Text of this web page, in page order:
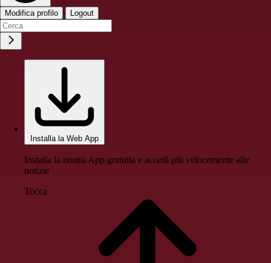
Modifica profilo Logout
Installa la Web App
Installa la nostra App gratuita e accedi più velocemente alle
notizie
Tocca